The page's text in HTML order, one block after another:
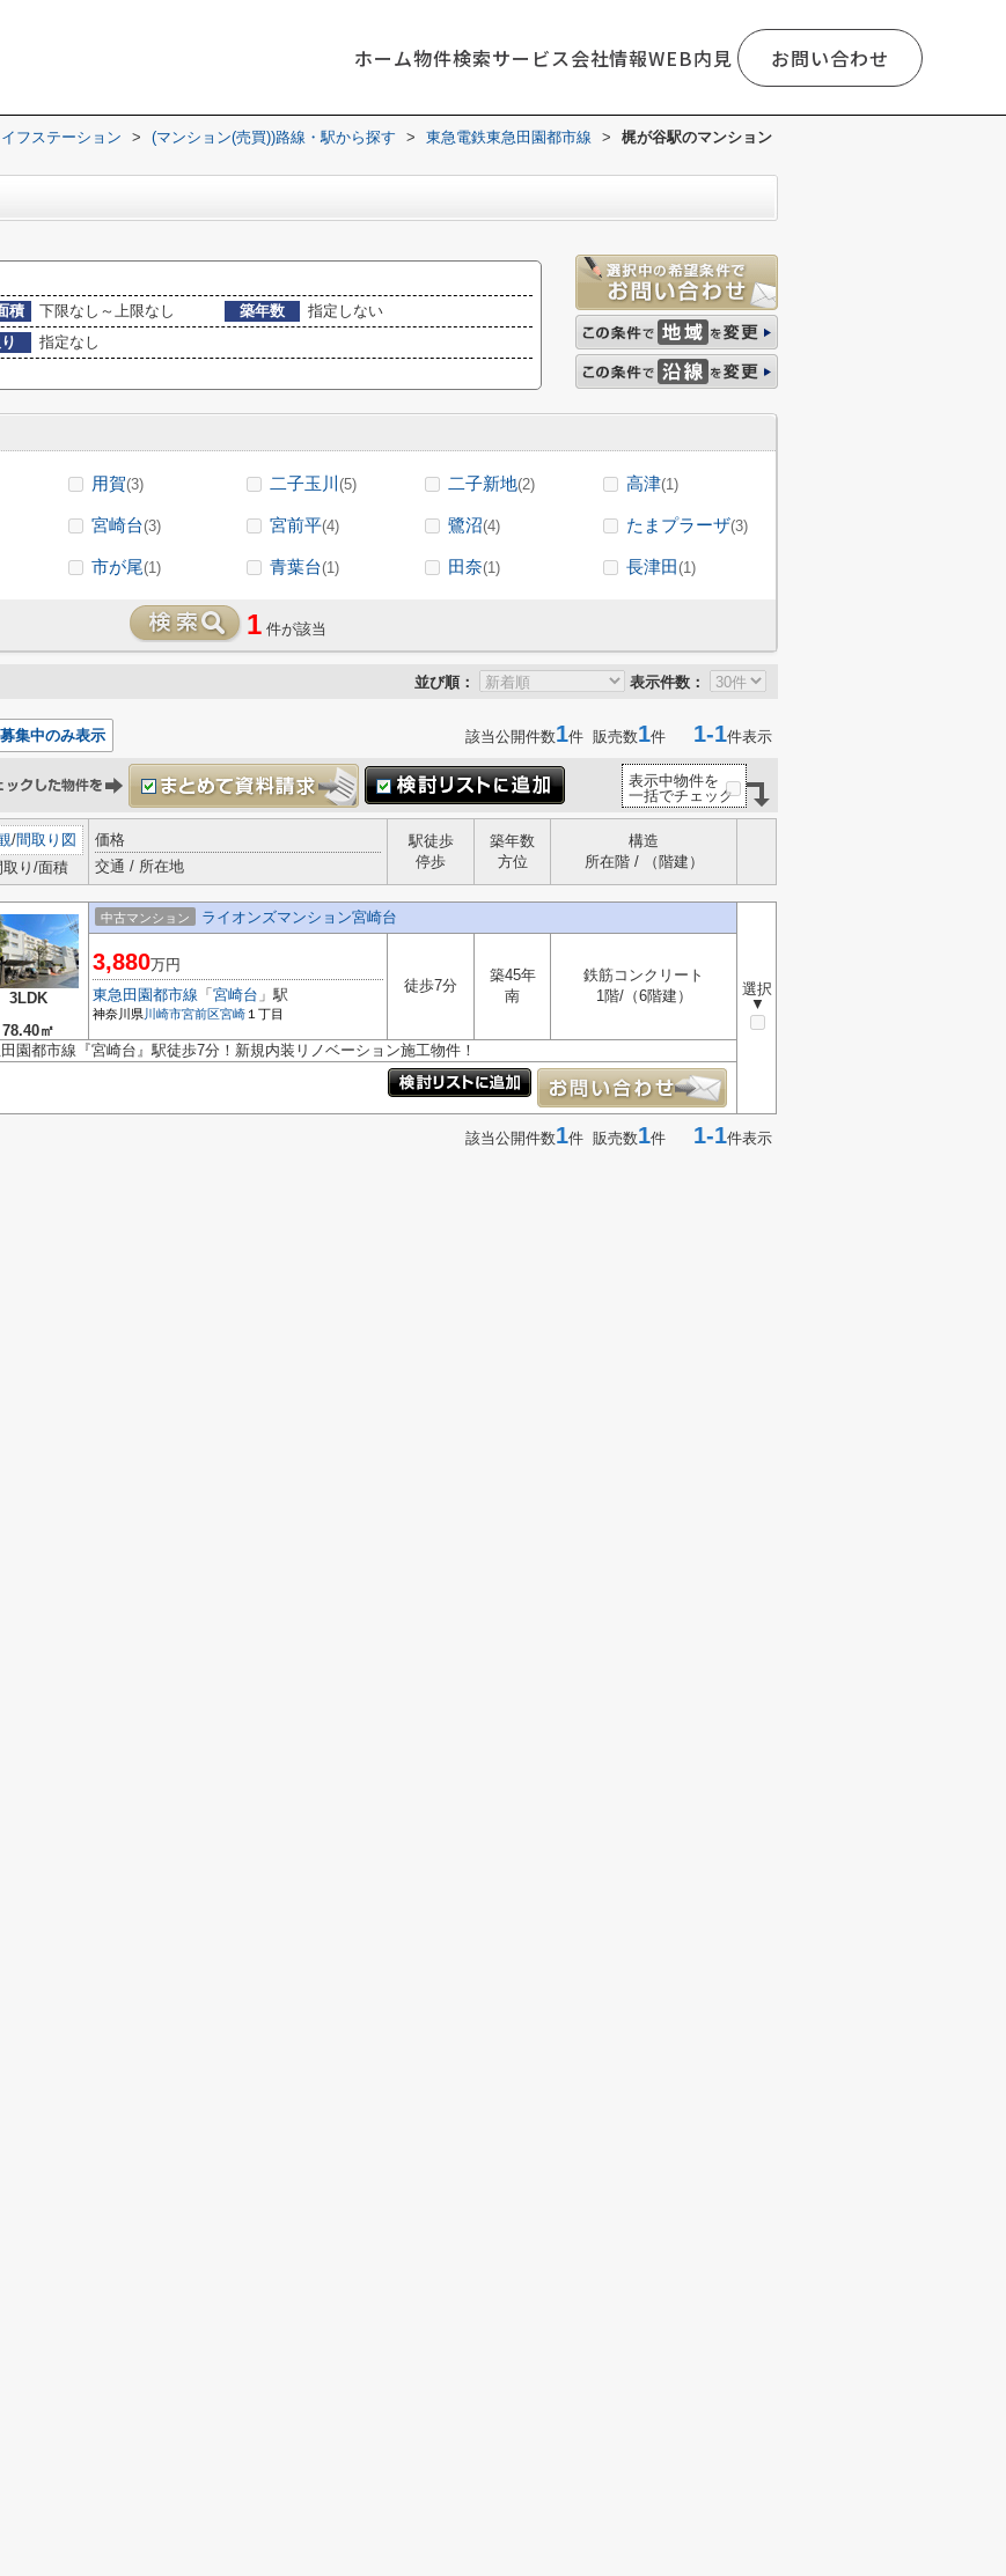
ホーム物件検索サービス会社情報WEB内見 お問い合わせ
フステーション > (マンション(売買))路線・駅から探す > 東急電鉄東急田園都市線 >
梶が谷駅のマンション
積 下限なし～上限なし 築年数
指定しない
指定なし
用賀(3) 二子玉川 (5) 二子新地(2) 高津(1)
宮崎台(3) 宮前平(4) 鷺沼(4) たまプラーザ(3)
市が尾(1) 青葉台(1) 田奈(1) 長津田(1)
1 件が該当
並び順： 表示件数：
募集中のみ表示 該当公開件数1件 販売数1件 1-1件表示
表示中物件を
一括でチェック
/間取り図
取り/面積
価格
交通 / 所在地
駅徒歩
停歩
築年数
方位
構造
所在階 / （階建）
3LDK
78.40㎡
中古マンション ライオンズマンション宮崎台
選択
▼
3,880万円
東急田園都市線 「 宮崎台 」駅
神奈川県川崎市宮前区宮崎 １丁目
徒歩7分
築45年
南
鉄筋コンクリート
1階/（6階建）
園都市線『宮崎台』駅徒歩7分！新規内装リノベーション施工物件！
該当公開件数1件 販売数1件 1-1件表示